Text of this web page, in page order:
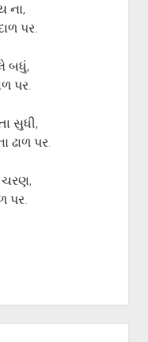
ના,
પર.
બધું,
પર.
સુધી,
પર.
ચરણ,
પર.